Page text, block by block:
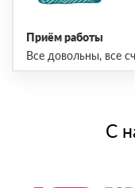
Приём работы
Все довольны, все
С